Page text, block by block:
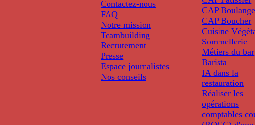
Contactez-nous
FAQ
Notre mission
Teambuilding
Recrutement
Presse
Espace journalistes
Nos conseils
CAP
CAP Boucher
Cuisine
Sommellerie
Métiers du bar
Barista
IA dans la
restauration
Réaliser les
opérations
comptables